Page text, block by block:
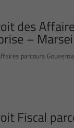
des
–
parcours
Fiscal